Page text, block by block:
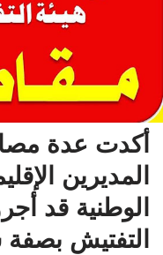
أكدت عدة
المديرين
الوطنية قد
التفتيش